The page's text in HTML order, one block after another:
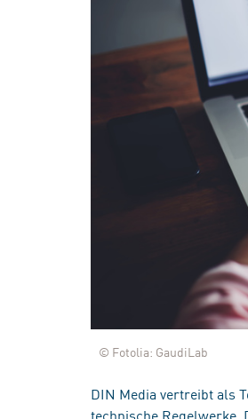
© Fotolia: GaudiLab
DIN Media vertreibt als
technische